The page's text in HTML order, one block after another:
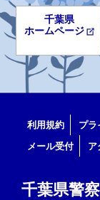
千葉県
ホームページ
利用規約 プラ
メール受付
ア
千葉県警